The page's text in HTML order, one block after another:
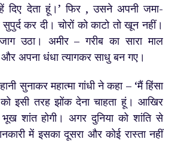
देता हूं।’ फिर , उसने अपनी जमा-
कर दी। चोरों को काटो तो खून नहीं।
उठा। अमीर – गरीब का सारा माल
अपना धंधा त्यागकर साधु बन गए।
महात्मा गांधी ने कहा – ‘मैं हिंसा
इसी तरह झोंक देना चाहता हूं। आखिर
शांत होगी। अगर दुनिया को शांति से
में इसका दूसरा और कोई रास्ता नहीं